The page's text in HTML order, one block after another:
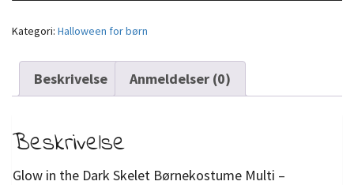
Kategori: Halloween for børn
Beskrivelse Anmeldelser (0)
Beskrivelse
Glow in the Dark Skelet Børnekostume Multi –